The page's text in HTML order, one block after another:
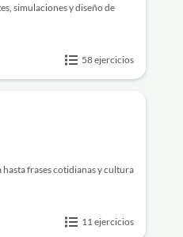
simulaciones y diseño de
58 ejercicios
frases cotidianas y cultura
11 ejercicios